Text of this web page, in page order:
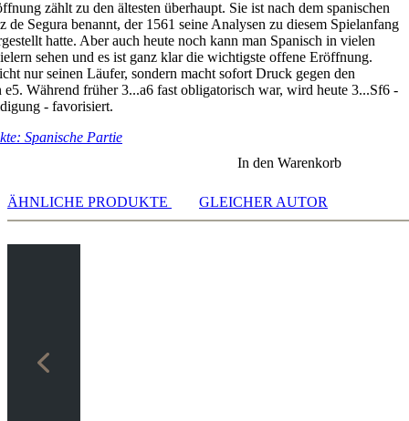
0 Be7 6.Qe2
3.Bb5 a6 4.Ba4 Nf6 5.0-0 Be7 6.Qe2
d6 Part 1
d6 Part 2
d5 9.d3 d4/Qd6/dxe4
zählt zu den ältesten überhaupt. Sie ist nach dem spanischen
de Segura benannt, der 1561 seine Analysen zu diesem Spielanfang
hatte. Aber auch heute noch kann man Spanisch in vielen
sehen und es ist ganz klar die wichtigste offene Eröffnung.
nur seinen Läufer, sondern macht sofort Druck gegen den
e5. Während früher 3...a6 fast obligatorisch war, wird heute 3...Sf6 -
- favorisiert.
Spanische Partie
In den Warenkorb
ÄHNLICHE PRODUKTE GLEICHER AUTOR